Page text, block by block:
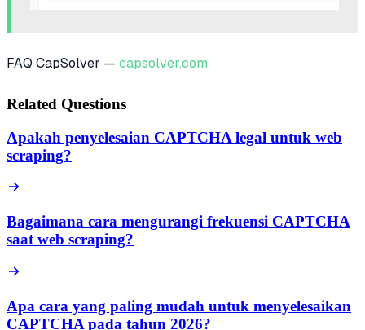
FAQ CapSolver — capsolver.com
Related Questions
Apakah penyelesaian CAPTCHA legal untuk web
scraping?
Bagaimana cara mengurangi frekuensi CAPTCHA
saat web scraping?
Apa cara yang paling mudah untuk menyelesaikan
CAPTCHA pada tahun 2026?